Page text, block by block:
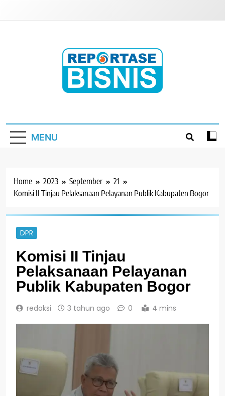
MENU
Home 2023 September
21
Komisi II Tinjau Pelaksanaan Pelayanan Publik Kabupaten Bogor
DPR
Komisi II Tinjau
Pelaksanaan Pelayanan
Publik Kabupaten Bogor
redaksi 3 tahun ago 0 4 mins